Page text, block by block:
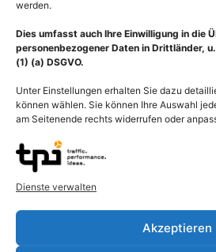
werden.
Dies umfasst auch Ihre Einwilligung in die
personenbezogener Daten in Drittländer,
(1) (a) DSGVO.
Unter Einstellungen erhalten Sie dazu
können wählen. Sie können Ihre Auswahl
am Seitenende rechts widerrufen oder
Dienste verwalten
Akzeptieren
Beschreibung
Laserbehandlung der Unterhaut
Cutis) besteht aus mehreren Schichten:
Dermis (Corium, Lederhaut), Subcutis